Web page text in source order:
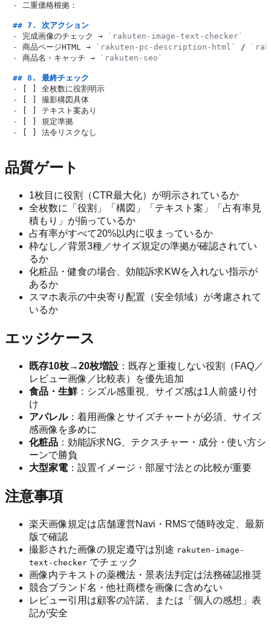
-
二重価格根拠：
## 7. 次アクション
-
完成画像のチェック →
`rakuten-image-text-checker`
-
商品ページHTML → `rakuten-pc-description-html` /
-
商品名・キャッチ → `rakuten-seo`
## 8. 最終チェック
-
-
-
-
-
品質ゲート
1枚目に役割（CTR最大化）が明示されているか
全枚数に「役割」「構図」「テキスト案」「占有率見
積もり」が揃っているか
占有率がすべて20%以内に収まっているか
枠なし／背景3種／サイズ規定の準拠が確認されてい
るか
化粧品・健食の場合、効能訴求KWを入れない指示が
あるか
スマホ表示の中央寄り配置（安全領域）が考慮されて
いるか
エッジケース
既存10枚→20枚増設 ：既存と重複しない役割（FAQ／
レビュー画像／比較表）を優先追加
食品・生鮮：シズル感重視、サイズ感は1人前盛り付
け
アパレル：着用画像とサイズチャートが必須、サイズ
感画像を多めに
化粧品 ：効能訴求NG、テクスチャー・成分・使い方シ
ーンで勝負
大型家電：設置イメージ・部屋寸法との比較が重要
注意事項
楽天画像規定は店舗運営Navi・RMSで随時改定、最新
版で確認
撮影された画像の規定遵守は別途 rakuten-image-
text-checker でチェック
画像内テキストの薬機法・景表法判定は法務確認推奨
競合ブランド名・他社商標を画像に含めない
レビュー引用は顧客の許諾、または「個人の感想」表
記が安全